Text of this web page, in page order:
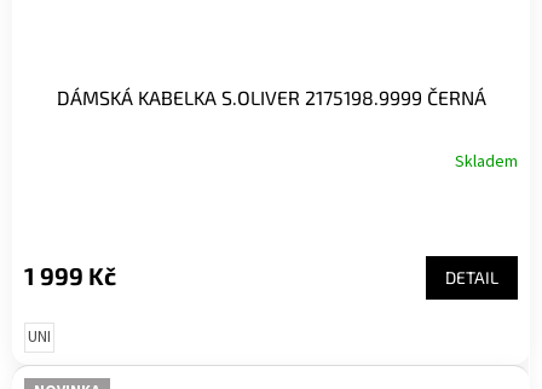
DÁMSKÁ KABELKA S.OLIVER 2175198.9999 ČERNÁ
Skladem
1 999 Kč DETAIL
UNI